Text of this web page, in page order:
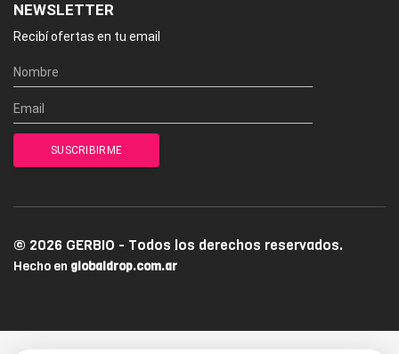
NEWSLETTER
Recibí ofertas en tu email
© 2026 GERBIO - Todos los derechos reservados.
Hecho en globaldrop.com.ar